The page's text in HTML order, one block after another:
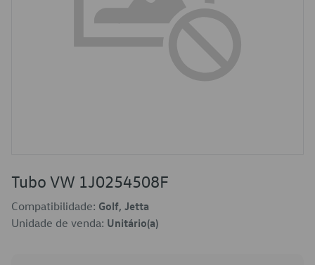
Tubo VW 1J0254508F
Compatibilidade: Golf, Jetta
Unidade de venda: Unitário(a)